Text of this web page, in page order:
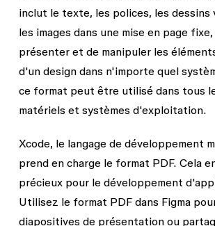
inclut le texte, les polices, les dessins
les images dans une mise en page
présenter et de manipuler les
d'un design dans n'importe quel
ce format peut être utilisé dans tous
matériels et systèmes d'exploitation.
Xcode, le langage de développement
prend en charge le format PDF. Cela
précieux pour le développement
Utilisez le format PDF dans Figma
diapositives de présentation ou